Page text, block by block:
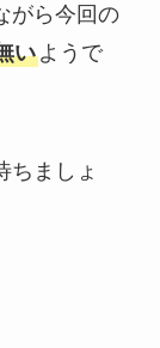
がら今回の
いようで
ちましょ